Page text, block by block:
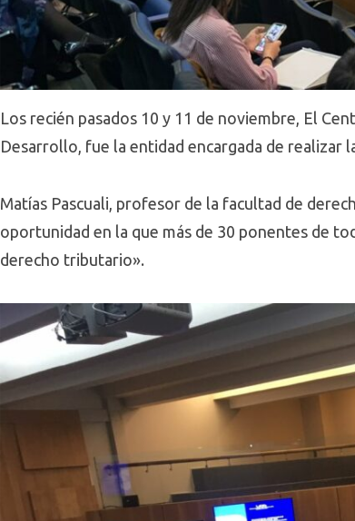
Los recién pasados 10 y 11 de noviembre, El
Desarrollo, fue la entidad encargada de realizar
Matías Pascuali, profesor de la facultad de
oportunidad en la que más de 30 ponentes de
derecho tributario».